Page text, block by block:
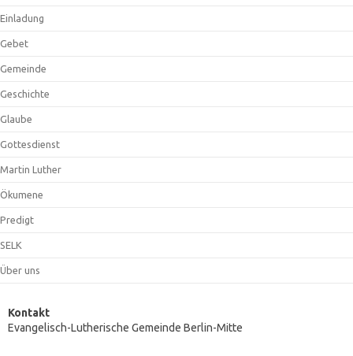
Einladung
Gebet
Gemeinde
Geschichte
Glaube
Gottesdienst
Martin Luther
Ökumene
Predigt
SELK
Über uns
Kontakt
Evangelisch-Lutherische Gemeinde Berlin-Mitte